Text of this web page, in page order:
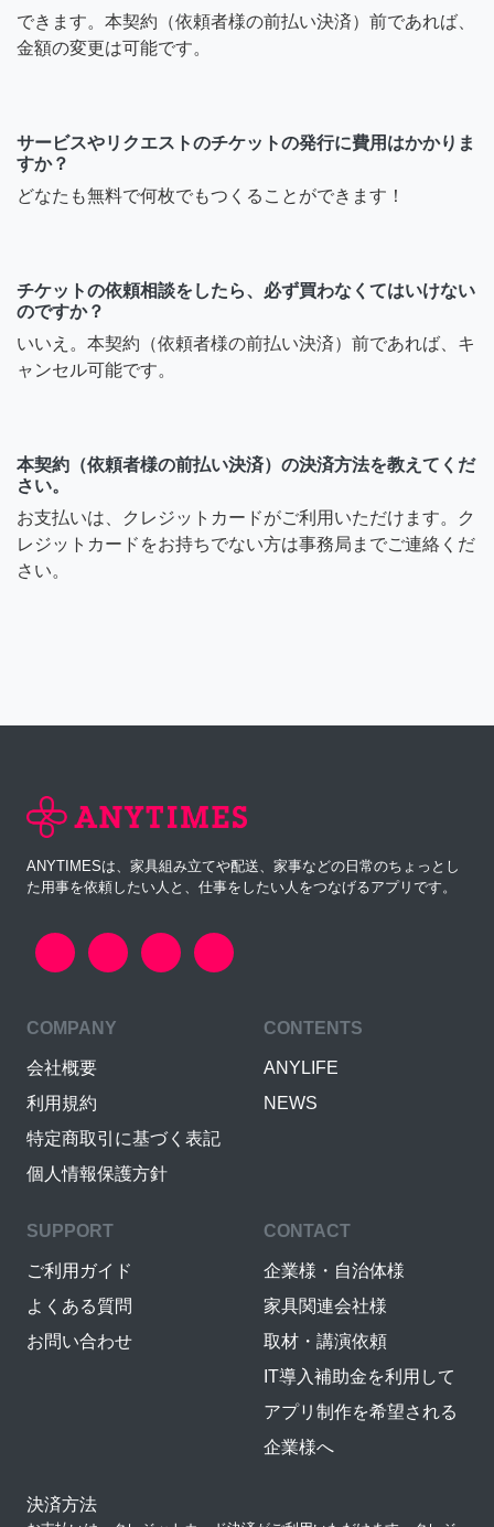
できます。本契約（依頼者様の前払い決済）前であれば、
金額の変更は可能です。
サービスやリクエストのチケットの発行に費用はかかりま
すか？
どなたも無料で何枚でもつくることができます！
チケットの依頼相談をしたら、必ず買わなくてはいけない
のですか？
いいえ。本契約（依頼者様の前払い決済）前であれば、キ
ャンセル可能です。
本契約（依頼者様の前払い決済）の決済方法を教えてくだ
さい。
お支払いは、クレジットカードがご利用いただけます。ク
レジットカードをお持ちでない方は事務局までご連絡くだ
さい。
ANYTIMESは、家具組み立てや配送、家事などの日常のちょっとし
た用事を依頼したい人と、仕事をしたい人をつなげるアプリです。
COMPANY
会社概要
利用規約
特定商取引に基づく表記
個人情報保護方針
CONTENTS
ANYLIFE
NEWS
SUPPORT
ご利用ガイド
よくある質問
お問い合わせ
CONTACT
企業様・自治体様
家具関連会社様
取材・講演依頼
IT導入補助金を利用して
アプリ制作を希望される
企業様へ
決済方法